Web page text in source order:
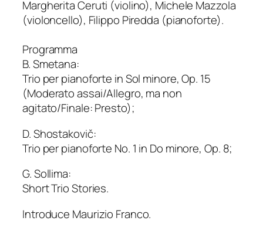
Margherita Ceruti (violino), Michele Mazzola
(violoncello), Filippo Piredda (pianoforte).
Programma
B. Smetana:
Trio per pianoforte in Sol minore, Op. 15
(Moderato assai/Allegro, ma non
agitato/Finale: Presto);
D. Shostakovič:
Trio per pianoforte No. 1 in Do minore, Op. 8;
G. Sollima:
Short Trio Stories.
Introduce Maurizio Franco.